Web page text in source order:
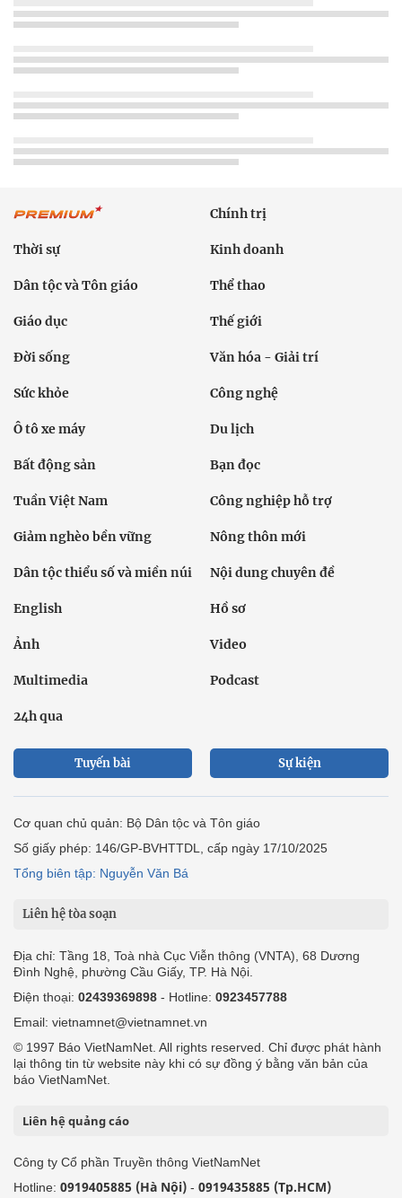
Chính trị
Thời sự Kinh doanh
Dân tộc và Tôn giáo Thể thao
Giáo dục Thế giới
Đời sống Văn hóa - Giải trí
Sức khỏe Công nghệ
Ô tô xe máy Du lịch
Bất động sản Bạn đọc
Tuần Việt Nam Công nghiệp hỗ trợ
Giảm nghèo bền vững Nông thôn mới
Dân tộc thiểu số và miền núi Nội dung chuyên đề
English Hồ sơ
Ảnh Video
Multimedia Podcast
24h qua
Tuyến bài Sự kiện
Cơ quan chủ quản: Bộ Dân tộc và Tôn giáo
Số giấy phép: 146/GP-BVHTTDL, cấp ngày 17/10/2025
Tổng biên tập: Nguyễn Văn Bá
Liên hệ tòa soạn
Địa chỉ: Tầng 18, Toà nhà Cục Viễn thông (VNTA), 68 Dương
Đình Nghệ, phường Cầu Giấy, TP. Hà Nội.
Điện thoại: 02439369898 - Hotline: 0923457788
Email: vietnamnet@vietnamnet.vn
© 1997 Báo VietNamNet. All rights reserved. Chỉ được phát hành
lại thông tin từ website này khi có sự đồng ý bằng văn bản của
báo VietNamNet.
Liên hệ quảng cáo
Công ty Cổ phần Truyền thông VietNamNet
Hotline: 0919405885 (Hà Nội) - 0919435885 (Tp.HCM)